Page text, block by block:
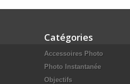
Catégories
Accessoires Photo
Photo Instantanée
Objectifs